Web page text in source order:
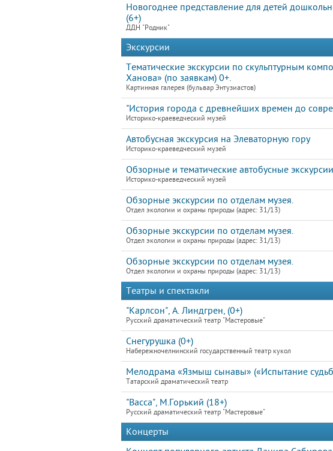
Новогоднее представление для детей
(6+)
ДДН "Родник"
Экскурсии
Тематические экскурсии по скульптурным
Ханова» (по заявкам) 0+.
Картинная галерея (бульвар Энтузиастов)
"История города с древнейших времен до
Историко-краеведческий музей
Автобусная экскурсия на Элеваторную гору
Историко-краеведческий музей
Обзорные и тематические автобусные
Историко-краеведческий музей
Обзорные экскурсии по отделам музея.
Отдел экологии и охраны природы (адрес: 31/13)
Обзорные экскурсии по отделам музея.
Отдел экологии и охраны природы (адрес: 31/13)
Обзорные экскурсии по отделам музея.
Отдел экологии и охраны природы (адрес: 31/13)
Театры и спектакли
"Карлсон", А. Линдгрен, (0+)
Русский драматический театр "Мастеровые"
Снегурушка (0+)
Набережночелнинский государственный театр кукол
Мелодрама «Язмыш сынавы» («Испытание
Татарский драматический театр
"Васса", М.Горький (18+)
Русский драматический театр "Мастеровые"
Концерты